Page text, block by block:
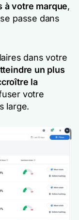
à votre marque,
passe dans
dans votre
un plus
la
votre
large.